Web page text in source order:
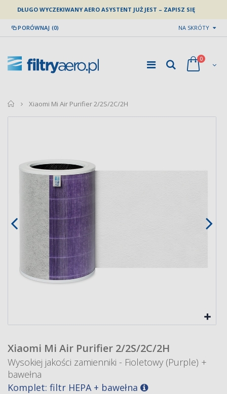
DŁUGO WYCZEKIWANY AERO ASYSTENT JUŻ JEST – ZAPISZ SIĘ
PORÓWNAJ (0) NA SKRÓTY
0
home
Xiaomi Mi Air Purifier 2/2S/2C/2H
Xiaomi Mi Air Purifier 2/2S/2C/2H
Wysokiej jakości zamienniki - Fioletowy (Purple) +
bawełna
Komplet: filtr HEPA + bawełna